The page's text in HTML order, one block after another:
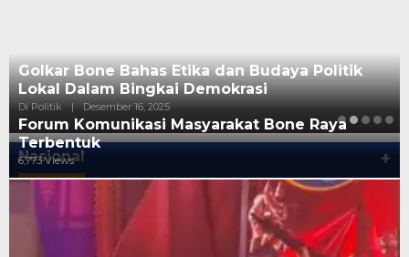
Golkar Bone Bahas Etika dan Budaya Politik
Lokal Dalam Bingkai Demokrasi
Di Politik | Desember 16, 2025
Nasional +
Forum Komunikasi Masyarakat Bone Raya
Terbentuk
6,773 Views